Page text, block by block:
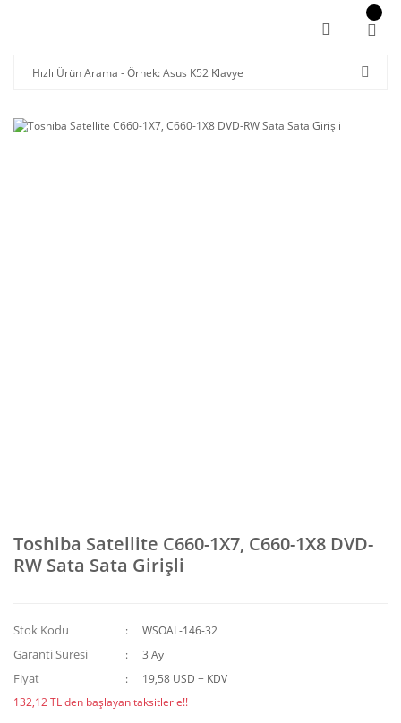
Toshiba Satellite C660-1X7, C660-1X8 DVD-
RW Sata Sata Girişli
Stok Kodu WSOAL-146-32
Garanti Süresi 3 Ay
Fiyat
19,58 USD + KDV
132,12 TL den başlayan taksitlerle!!